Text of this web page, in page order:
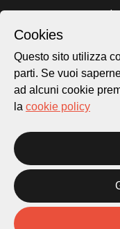
Cookies
Questo sito utilizza
parti. Se vuoi
ad alcuni cookie
la cookie policy